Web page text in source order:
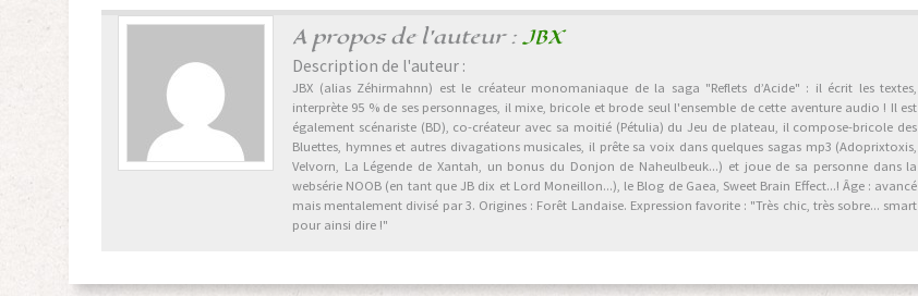
A propos de l'auteur :JBX
Description de l'auteur :
JBX (alias Zéhirmahnn) est le créateur monomaniaque de la saga "Reflets d’Acide" : il écrit les textes,
interprète 95 % de ses personnages, il mixe, bricole et brode seul l'ensemble de cette aventure audio ! Il est
également scénariste (BD), co-créateur avec sa moitié (Pétulia) du Jeu de plateau, il compose-bricole des
Bluettes, hymnes et autres divagations musicales, il prête sa voix dans quelques sagas mp3 (Adoprixtoxis,
Velvorn, La Légende de Xantah, un bonus du Donjon de Naheulbeuk...) et joue de sa personne dans la
websérie NOOB (en tant que JB dix et Lord Moneillon...), le Blog de Gaea, Sweet Brain Effect...! Âge : avancé
mais mentalement divisé par 3. Origines : Forêt Landaise. Expression favorite : "Très chic, très sobre... smart
pour ainsi dire !"